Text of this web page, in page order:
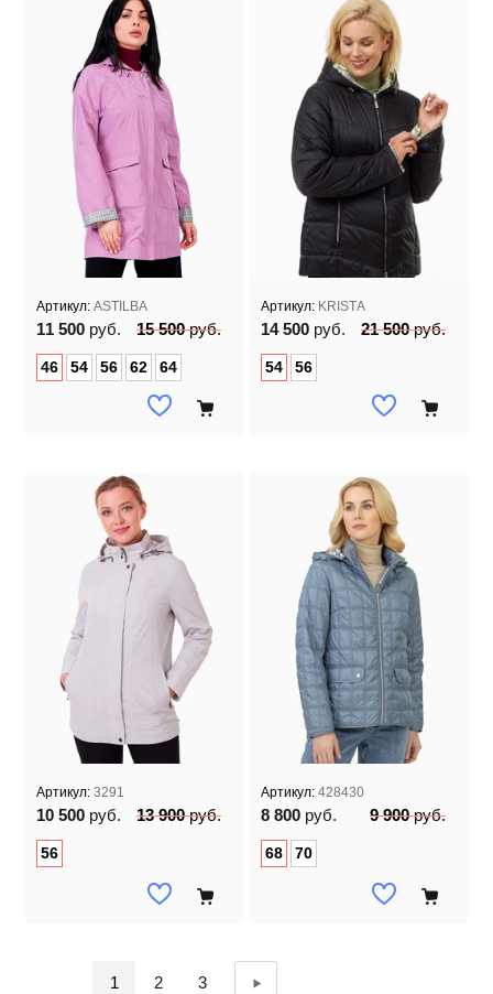
Артикул: ASTILBA
11 500 руб. 15 500руб.
46 54 56 62 64
Артикул: KRISTA
14 500 руб. 21 500руб.
54 56
Артикул: 3291
10 500 руб. 13 900руб.
56
Артикул: 428430
8 800 руб. 9 900руб.
68 70
1 2 3